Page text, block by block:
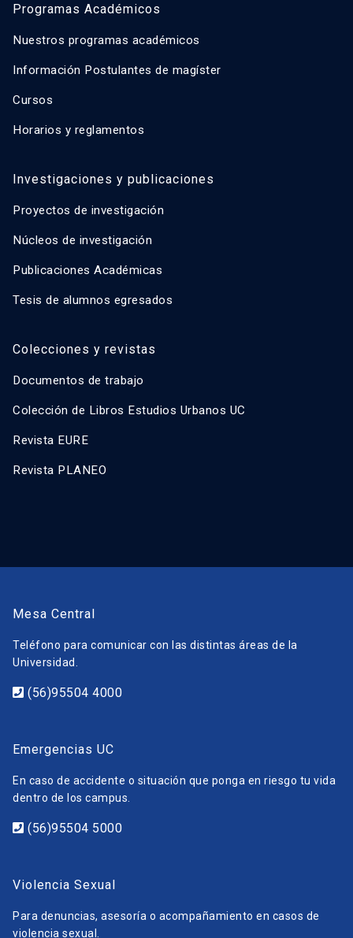
Programas Académicos
Nuestros programas académicos
Información Postulantes de magíster
Cursos
Horarios y reglamentos
Investigaciones y publicaciones
Proyectos de investigación
Núcleos de investigación
Publicaciones Académicas
Tesis de alumnos egresados
Colecciones y revistas
Documentos de trabajo
Colección de Libros Estudios Urbanos UC
Revista EURE
Revista PLANEO
Mesa Central
Teléfono para comunicar con las distintas áreas de la
Universidad.
(56)95504 4000
Emergencias UC
En caso de accidente o situación que ponga en riesgo tu vida
dentro de los campus.
(56)95504 5000
Violencia Sexual
Para denuncias, asesoría o acompañamiento en casos de
violencia sexual.